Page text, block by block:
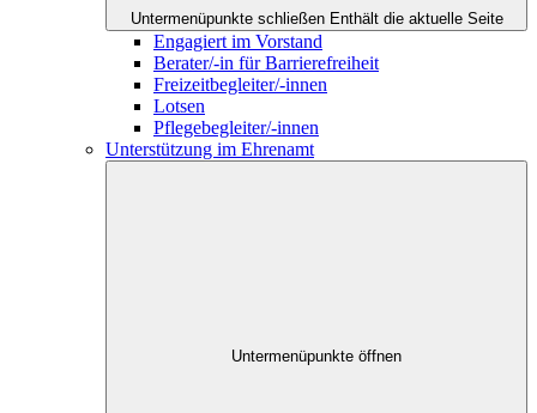
Untermenüpunkte schließen Enthält die aktuelle Seite
Engagiert im Vorstand
Berater/-in für Barrierefreiheit
Freizeitbegleiter/-innen
Lotsen
Pflegebegleiter/-innen
Unterstützung im Ehrenamt
Untermenüpunkte öffnen